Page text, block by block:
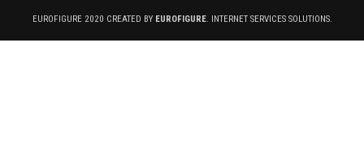
EUROFIGURE 2020 CREATED BY EUROFIGURE. INTERNET SERVICES SOLUTIONS.